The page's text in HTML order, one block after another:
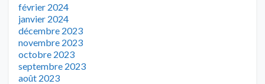
février 2024
janvier 2024
décembre 2023
novembre 2023
octobre 2023
septembre 2023
août 2023